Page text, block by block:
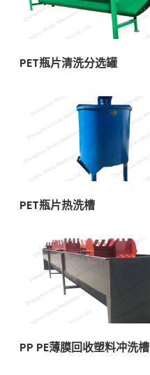
PET瓶片清洗分选罐
PET瓶片热洗槽
PP PE薄膜回收塑料冲洗槽